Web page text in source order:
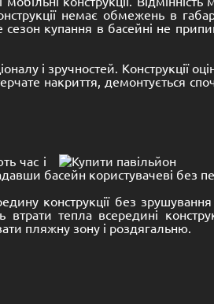
немає обмежень в
купання в басейні не
і зручностей. Конструкції
накриття, демонтується
час і
басейн користувачеві без
конструкції без зрушування
тепла всередині
пляжну зону і роздягальню.